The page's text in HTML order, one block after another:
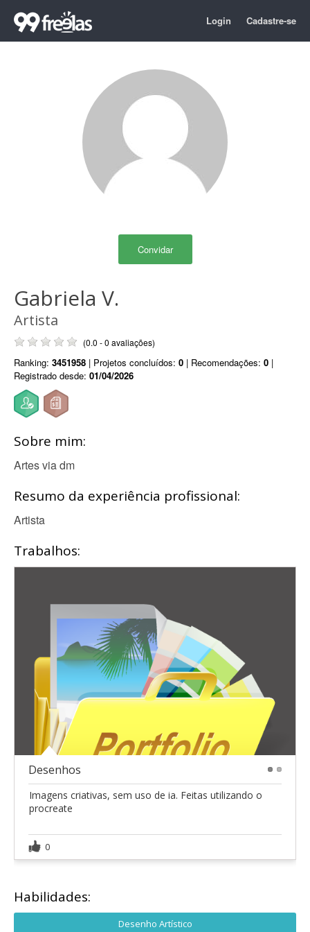
Login Cadastre-se
Convidar
Gabriela V.
Artista
(0.0 - 0 avaliações)
Ranking: 3451958 | Projetos concluídos: 0 | Recomendações: 0 |
Registrado desde: 01/04/2026
Sobre mim:
Artes via dm
Resumo da experiência profissional:
Artista
Trabalhos:
Desenhos
Imagens criativas, sem uso de ia. Feitas utilizando o
procreate
0
Habilidades:
Desenho Artístico